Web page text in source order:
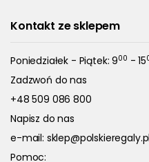
Kontakt ze sklepem
Poniedziałek - Piątek: 900 - 15
Zadzwoń do nas
+48 509 086 800
Napisz do nas
e-mail: sklep@polskieregaly.pl
Pomoc: